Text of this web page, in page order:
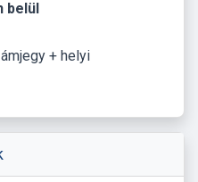
belül
+ helyi